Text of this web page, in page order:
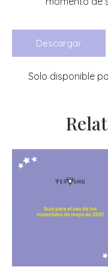
Descargar
Solo disponible